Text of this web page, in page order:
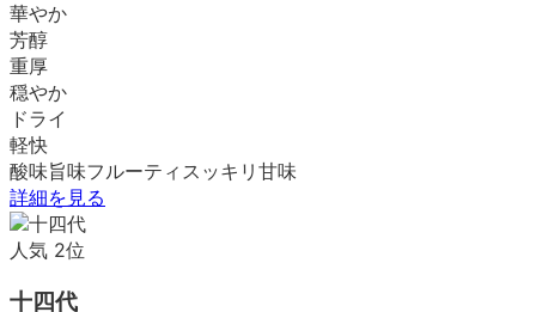
華やか
芳醇
重厚
穏やか
ドライ
軽快
酸味旨味フルーティ スッキリ 甘味
詳細を見る
人気 2位
十四代